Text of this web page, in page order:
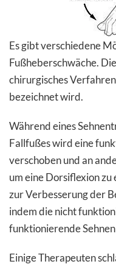
Es gibt verschiedene
Fußheberschwäche.
chirurgisches
bezeichnet wird.
Während eines
Fallfußes wird eine
verschoben und an
um eine Dorsiflexion
zur Verbesserung der
indem die nicht
funktionierende
Einige Therapeuten